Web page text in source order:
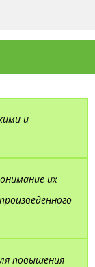
и
их
повышения